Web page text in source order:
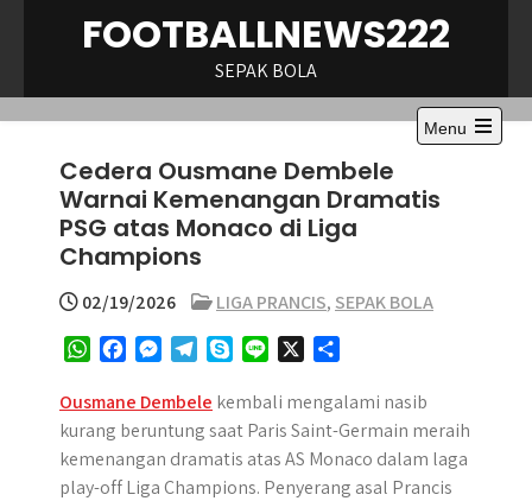
FOOTBALLNEWS222
SEPAK BOLA
Menu
Open
Cedera Ousmane Dembele
Warnai Kemenangan Dramatis
PSG atas Monaco di Liga
Champions
02/19/2026 LIGA PRANCIS, SEPAK BOLA
W
a
t
s
A
c
e
b
o
s
s
e
n
l
e
g
r
y
p
e
n
e
a
r
e
Ousmane Dembele kembali mengalami nasib
kurang beruntung saat Paris Saint-Germain meraih
kemenangan dramatis atas AS Monaco dalam laga
play-off Liga Champions. Penyerang asal Prancis